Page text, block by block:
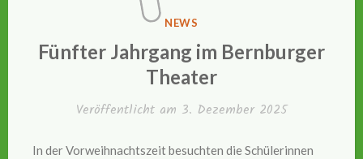
VERÖFFENTLICHT
NEWS
Fünfter Jahrgang im Bernburger
Theater
Veröffentlicht am 3. Dezember 2025
In der Vorweihnachtszeit besuchten die Schülerinnen